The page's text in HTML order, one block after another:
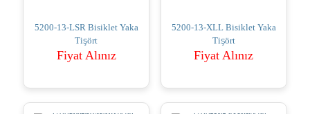
5200-13-LSR Bisiklet Yaka
Tişört
Fiyat Alınız
5200-13-XLL Bisiklet Yaka
Tişört
Fiyat Alınız